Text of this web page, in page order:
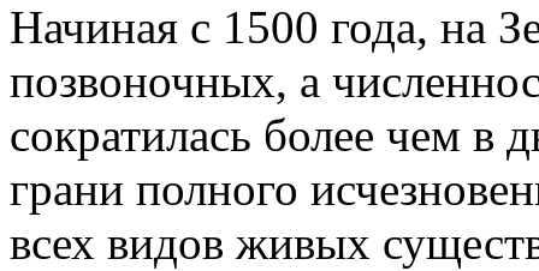
Начиная с 1500 года, на
позвоночных, а
сократилась более чем в
грани полного
всех видов живых